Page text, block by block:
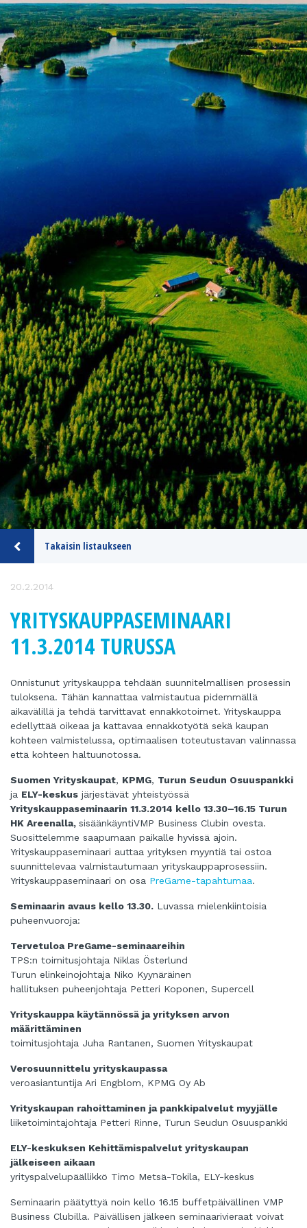
Takaisin listaukseen
20.2.2014
YRITYSKAUPPASEMINAARI
11.3.2014 TURUSSA
Onnistunut yrityskauppa tehdään suunnitelmallisen prosessin
tuloksena. Tähän kannattaa valmistautua pidemmällä
aikavälillä ja tehdä tarvittavat ennakkotoimet. Yrityskauppa
edellyttää oikeaa ja kattavaa ennakkotyötä sekä kaupan
kohteen valmistelussa, optimaalisen toteutustavan valinnassa
että kohteen haltuunotossa.
Suomen Yrityskaupat, KPMG, Turun Seudun Osuuspankki
ja ELY-keskus järjestävät yhteistyössä
Yrityskauppaseminaarin 11.3.2014 kello 13.30–16.15 Turun
HK Areenalla, sisäänkäyntiVMP Business Clubin ovesta.
Suosittelemme saapumaan paikalle hyvissä ajoin.
Yrityskauppaseminaari auttaa yrityksen myyntiä tai ostoa
suunnittelevaa valmistautumaan yrityskauppaprosessiin.
Yrityskauppaseminaari on osa PreGame-tapahtumaa.
Seminaarin avaus kello 13.30. Luvassa mielenkiintoisia
puheenvuoroja:
Tervetuloa PreGame-seminaareihin
TPS:n toimitusjohtaja Niklas Österlund
Turun elinkeinojohtaja Niko Kyynäräinen
hallituksen puheenjohtaja Petteri Koponen, Supercell
Yrityskauppa käytännössä ja yrityksen arvon
määrittäminen
toimitusjohtaja Juha Rantanen, Suomen Yrityskaupat
Verosuunnittelu yrityskaupassa
veroasiantuntija Ari Engblom, KPMG Oy Ab
Yrityskaupan rahoittaminen ja pankkipalvelut myyjälle
liiketoimintajohtaja Petteri Rinne, Turun Seudun Osuuspankki
ELY-keskuksen Kehittämispalvelut yrityskaupan
jälkeiseen aikaan
yrityspalvelupäällikkö Timo Metsä-Tokila, ELY-keskus
Seminaarin päätyttyä noin kello 16.15 buffetpäivällinen VMP
Business Clubilla. Päivällisen jälkeen seminaarivieraat voivat